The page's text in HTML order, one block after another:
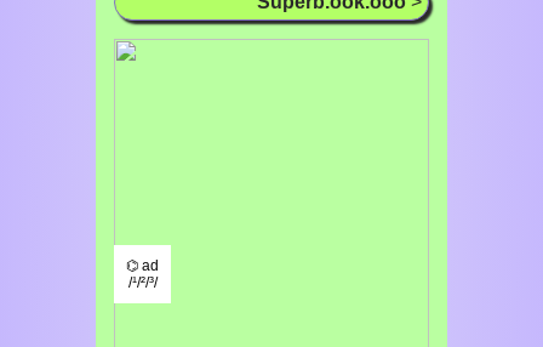
⌬ ad
/¹/²/³/